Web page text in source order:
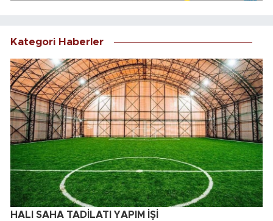
Kategori Haberler
HALI SAHA TADİLATI YAPIM İŞİ